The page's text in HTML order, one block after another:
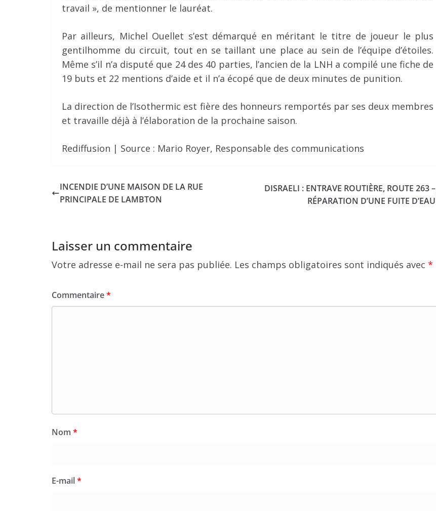
travail », de mentionner le lauréat.
Par ailleurs, Michel Ouellet s’est démarqué en méritant le titre de joueur le plus
gentilhomme du circuit, tout en se taillant une place au sein de l’équipe d’étoiles.
Même s’il n’a disputé que 24 des 40 parties, l’ancien de la LNH a compilé une fiche de
19 buts et 22 mentions d’aide et il n’a écopé que de deux minutes de punition.
La direction de l’Isothermic est fière des honneurs remportés par ses deux membres
et travaille déjà à l’élaboration de la prochaine saison.
Rediffusion | Source : Mario Royer, Responsable des communications
INCENDIE D’UNE MAISON DE LA RUE
PRINCIPALE DE LAMBTON
DISRAELI : ENTRAVE ROUTIÈRE, ROUTE 263 –
RÉPARATION D’UNE FUITE D’EAU
Laisser un commentaire
Votre adresse e-mail ne sera pas publiée. Les champs obligatoires sont indiqués avec *
Commentaire*
Nom *
E-mail*